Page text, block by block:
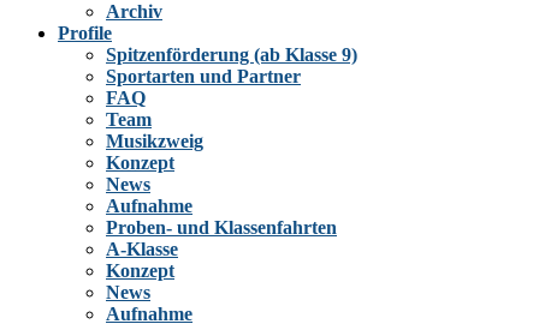
Archiv
Profile
Spitzenförderung (ab Klasse 9)
Sportarten und Partner
FAQ
Team
Musikzweig
Konzept
News
Aufnahme
Proben- und Klassenfahrten
A-Klasse
Konzept
News
Aufnahme